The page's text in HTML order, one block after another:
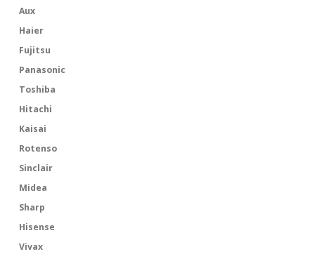
Aux
Haier
Fujitsu
Panasonic
Toshiba
Hitachi
Kaisai
Rotenso
Sinclair
Midea
Sharp
Hisense
Vivax